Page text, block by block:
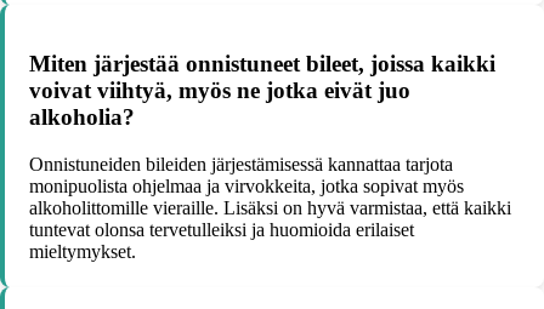
Miten järjestää onnistuneet bileet, joissa kaikki
voivat viihtyä, myös ne jotka eivät juo
alkoholia?
Onnistuneiden bileiden järjestämisessä kannattaa tarjota
monipuolista ohjelmaa ja virvokkeita, jotka sopivat myös
alkoholittomille vieraille. Lisäksi on hyvä varmistaa, että kaikki
tuntevat olonsa tervetulleiksi ja huomioida erilaiset
mieltymykset.